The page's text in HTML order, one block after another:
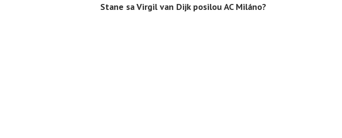
Stane sa Virgil van Dijk posilou AC Miláno?